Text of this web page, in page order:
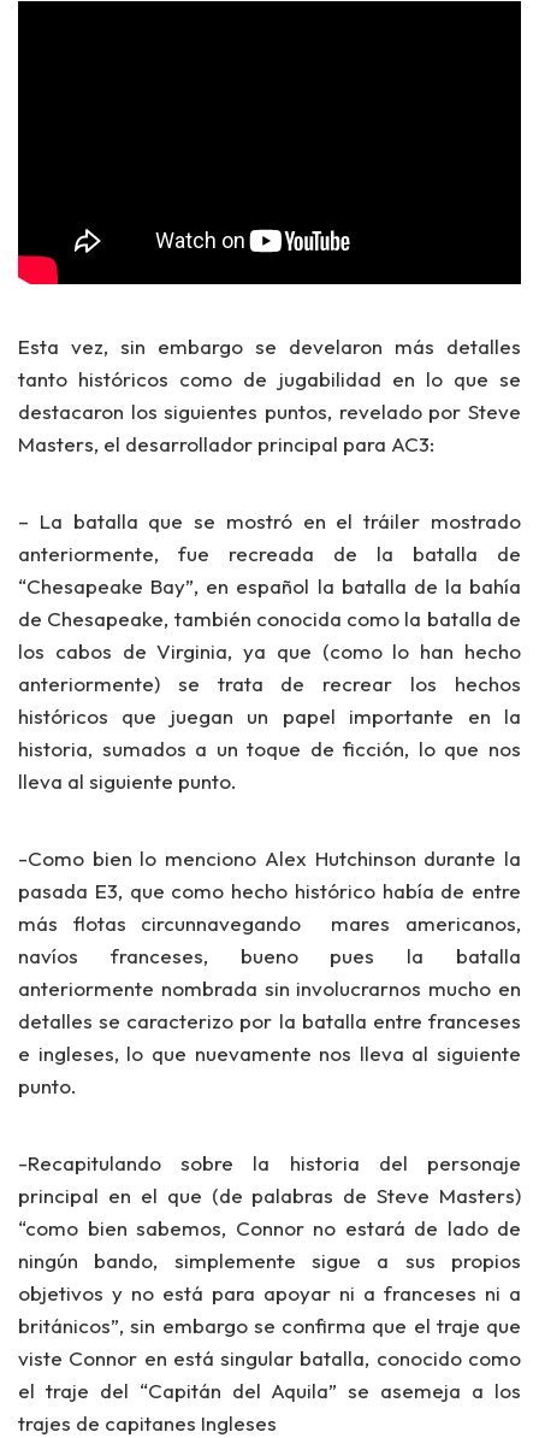
Esta vez, sin embargo se develaron más detalles
tanto históricos como de jugabilidad en lo que se
destacaron los siguientes puntos, revelado por Steve
Masters, el desarrollador principal para AC3:
– La batalla que se mostró en el tráiler mostrado
anteriormente, fue recreada de la batalla de
“Chesapeake Bay”, en español la batalla de la bahía
de Chesapeake, también conocida como la batalla de
los cabos de Virginia, ya que (como lo han hecho
anteriormente) se trata de recrear los hechos
históricos que juegan un papel importante en la
historia, sumados a un toque de ficción, lo que nos
lleva al siguiente punto.
-Como bien lo menciono Alex Hutchinson durante la
pasada E3, que como hecho histórico había de entre
más flotas circunnavegando mares americanos,
navíos franceses, bueno pues la batalla
anteriormente nombrada sin involucrarnos mucho en
detalles se caracterizo por la batalla entre franceses
e ingleses, lo que nuevamente nos lleva al siguiente
punto.
-Recapitulando sobre la historia del personaje
principal en el que (de palabras de Steve Masters)
“como bien sabemos, Connor no estará de lado de
ningún bando, simplemente sigue a sus propios
objetivos y no está para apoyar ni a franceses ni a
británicos”, sin embargo se confirma que el traje que
viste Connor en está singular batalla, conocido como
el traje del “Capitán del Aquila” se asemeja a los
trajes de capitanes Ingleses